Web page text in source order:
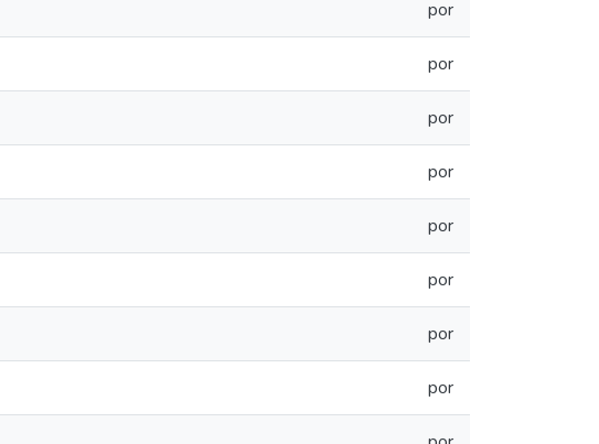
por
por
por
por
por
por
por
por